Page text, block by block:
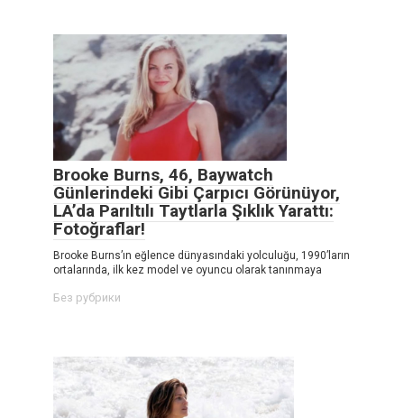
Brooke Burns, 46, Baywatch
Günlerindeki Gibi Çarpıcı Görünüyor,
LA’da Parıltılı Taytlarla Şıklık Yarattı:
Fotoğraflar!
Brooke Burns’ın eğlence dünyasındaki yolculuğu, 1990’ların
ortalarında, ilk kez model ve oyuncu olarak tanınmaya
Без рубрики